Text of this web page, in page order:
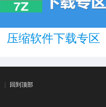
压缩软件下载专区
| 回到顶部